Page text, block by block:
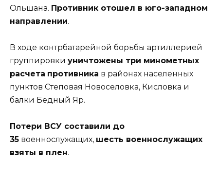
Ольшана. Противник отошел в юго-западном
направлении.
В ходе контрбатарейной борьбы артиллерией
группировки уничтожены три минометных
расчета противника в районах населенных
пунктов Степовая Новоселовка, Кисловка и
балки Бедный Яр.
Потери ВСУ составили до
35 военнослужащих, шесть военнослужащих
взяты в плен.